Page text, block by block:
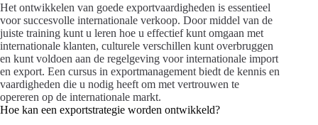
Het ontwikkelen van goede exportvaardigheden is essentieel
voor succesvolle internationale verkoop. Door middel van de
juiste training kunt u leren hoe u effectief kunt omgaan met
internationale klanten, culturele verschillen kunt overbruggen
en kunt voldoen aan de regelgeving voor internationale import
en export. Een cursus in exportmanagement biedt de kennis en
vaardigheden die u nodig heeft om met vertrouwen te
opereren op de internationale markt.
Hoe kan een exportstrategie worden ontwikkeld?